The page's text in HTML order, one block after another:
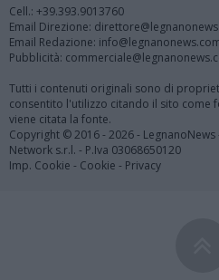
Cell.: +39.393.9013760
Email Direzione:
Email Redazione:
Pubblicità:
Tutti i contenuti originali sono di
consentito l'utilizzo citando il sito come
viene citata la fonte.
Copyright © 2016 - 2026 -
Network s.r.l. - P.Iva 03068650120
Imp. Cookie - Cookie - Privacy